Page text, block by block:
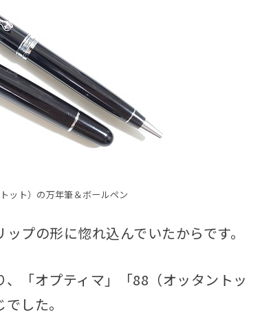
ット）の万年筆＆ボールペン
プの形に惚れ込んでいたからです。
「オプティマ」「88（オッタントッ
した。